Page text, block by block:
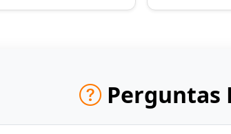
Perguntas